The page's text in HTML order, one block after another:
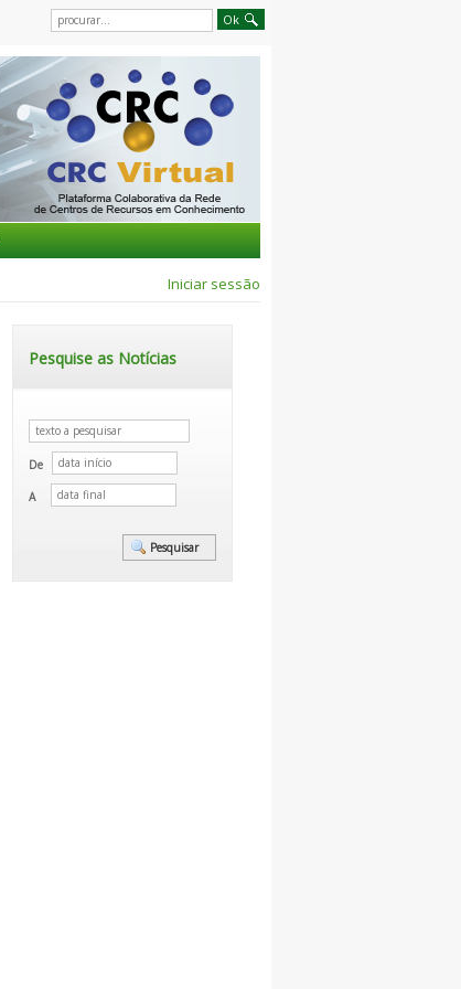
Iniciar sessão
Pesquise as Notícias
De
A